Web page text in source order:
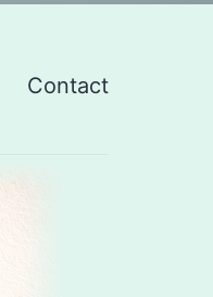
Contact